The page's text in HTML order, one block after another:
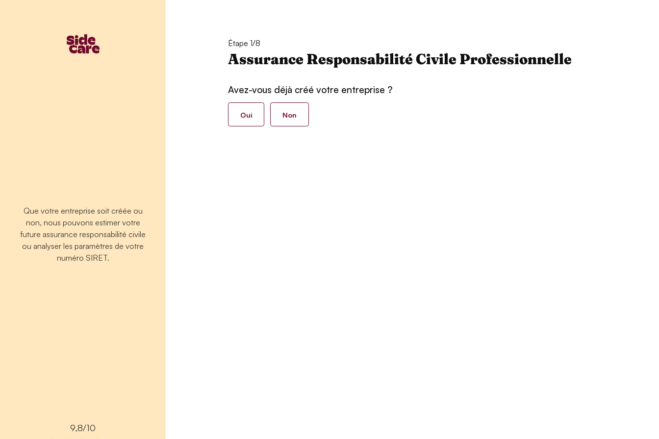
Que votre entreprise soit créée ou
non, nous pouvons estimer votre
future assurance responsabilité civile
ou analyser les paramètres de votre
numéro SIRET.
9,8/10
Étape 1/8
Assurance Responsabilité Civile Professionnelle
Avez-vous déjà créé votre entreprise ?
Oui Non